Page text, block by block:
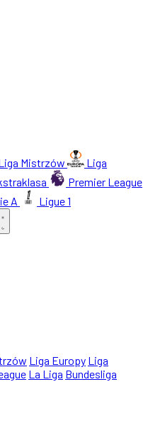
Mistrzów
Liga
Premier League
A
Ligue 1
Liga Europy Liga
La Liga Bundesliga